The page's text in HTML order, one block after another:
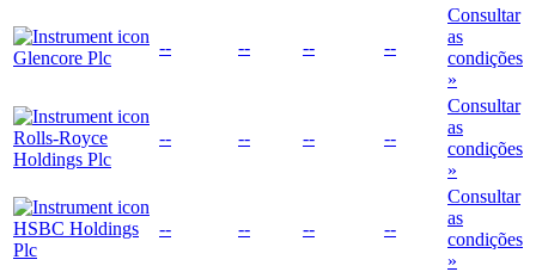
Glencore Plc
-- -- -- --
Consultar
as
condições
»
Rolls-Royce
Holdings Plc
-- -- -- --
Consultar
as
condições
»
HSBC Holdings
Plc
-- -- -- --
Consultar
as
condições
»